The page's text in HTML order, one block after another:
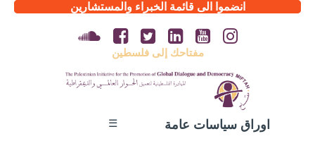
انضموا الى قائمة الخبراء والمستشارين
مفتاحك إلى فلسطين
اوراق سياسات عامة ☰